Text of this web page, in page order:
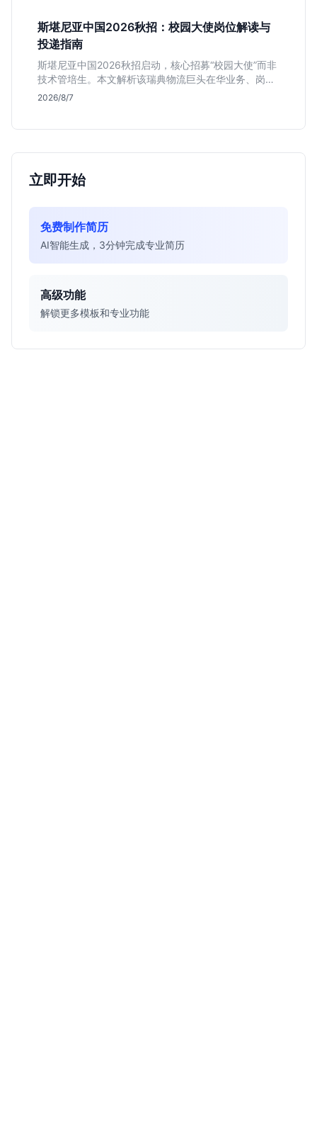
斯堪尼亚中国2026秋招：校园大使岗位解读与
投递指南
斯堪尼亚中国2026秋招启动，核心招募“校园大使”而非
技术管培生。本文解析该瑞典物流巨头在华业务、岗位
真实职责及不限专业背后的竞争逻辑，助你判断是否值
2026/8/7
立即开始
免费制作简历
AI智能生成，3分钟完成专业简历
高级功能
解锁更多模板和专业功能